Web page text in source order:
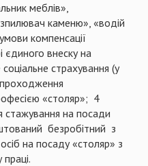
меблів»,
каменю», «водій
компенсації
єдиного внеску на
страхування (у
проходження
«столяр»; 4
стажування на посади
безробітний з
на посаду «столяр» з